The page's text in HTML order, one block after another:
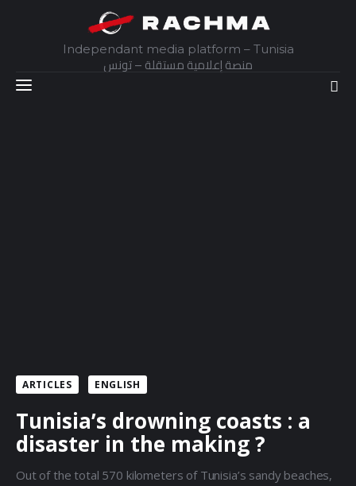
Independant media platform – Tunisia
منصة إعلامية مستقلة – تونس
ARTICLES ENGLISH
Tunisia’s drowning coasts : a
disaster in the making ?
Out of the total 570 kilometers of Tunisia’s sandy beaches,